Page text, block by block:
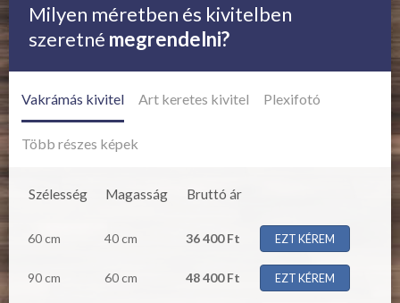
Milyen méretben és kivitelben
szeretné megrendelni?
Vakrámás kivitel Art keretes kivitel Plexifotó
Több részes képek
Szélesség Magasság Bruttó ár
60 cm 40 cm 36 400 Ft EZT KÉREM
90 cm 60 cm 48 400 Ft EZT KÉREM